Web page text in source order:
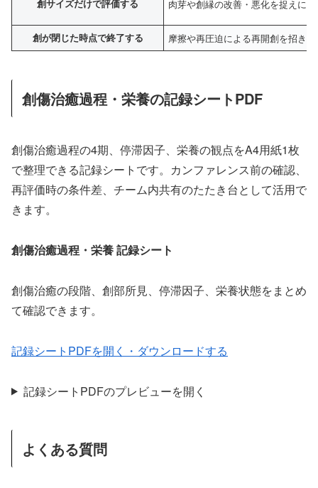
創サイズだけで評価する 肉芽や創縁の改善・悪化を捉えに
創が閉じた時点で終了する 摩擦や再圧迫による再開創を招き
創傷治癒過程・栄養の記録シートPDF
創傷治癒過程の4期、停滞因子、栄養の観点をA4用紙1枚
で整理できる記録シートです。カンファレンス前の確認、
再評価時の条件差、チーム内共有のたたき台として活用で
きます。
創傷治癒過程・栄養 記録シート
創傷治癒の段階、創部所見、停滞因子、栄養状態をまとめ
て確認できます。
記録シートPDFを開く・ダウンロードする
記録シートPDFのプレビューを開く
よくある質問